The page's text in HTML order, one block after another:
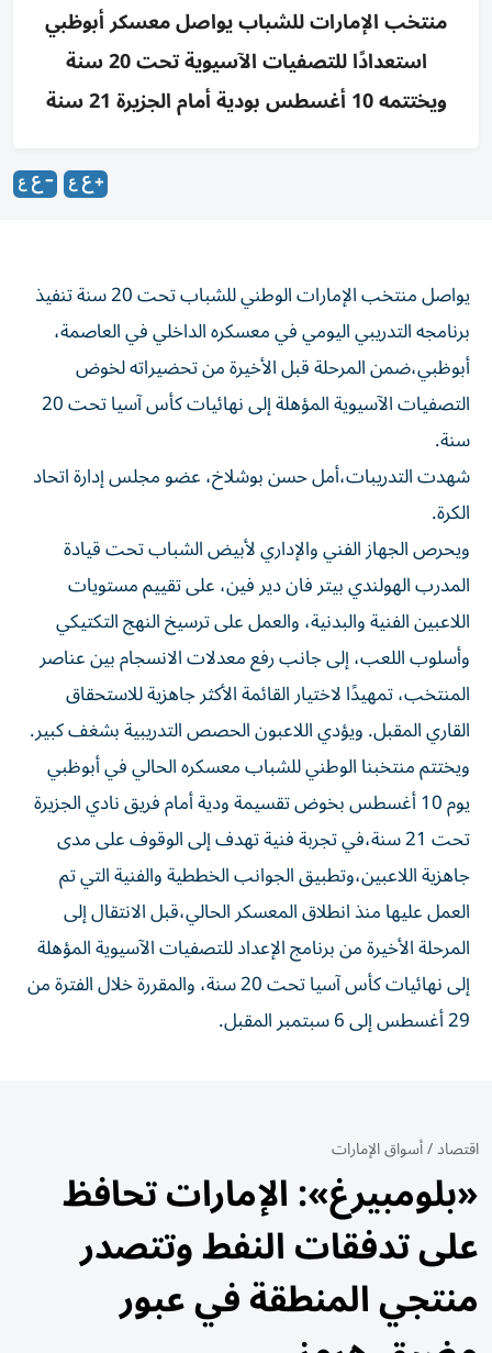
منتخب الإمارات للشباب يواصل معسكر أبوظبي
استعدادًا للتصفيات الآسيوية تحت 20 سنة
ويختتمه 10 أغسطس بودية أمام الجزيرة 21 سنة
يواصل منتخب الإمارات الوطني للشباب تحت 20 سنة تنفيذ
برنامجه التدريبي اليومي في معسكره الداخلي في العاصمة،
أبوظبي،ضمن المرحلة قبل الأخيرة من تحضيراته لخوض
التصفيات الآسيوية المؤهلة إلى نهائيات كأس آسيا تحت 20
سنة.
شهدت التدريبات،أمل حسن بوشلاخ، عضو مجلس إدارة اتحاد
الكرة.
ويحرص الجهاز الفني والإداري لأبيض الشباب تحت قيادة
المدرب الهولندي بيتر فان دير فين، على تقييم مستويات
اللاعبين الفنية والبدنية، والعمل على ترسيخ النهج التكتيكي
وأسلوب اللعب، إلى جانب رفع معدلات الانسجام بين عناصر
المنتخب، تمهيدًا لاختيار القائمة الأكثر جاهزية للاستحقاق
القاري المقبل. ويؤدي اللاعبون الحصص التدريبية بشغف كبير.
ويختتم منتخبنا الوطني للشباب معسكره الحالي في أبوظبي
يوم 10 أغسطس بخوض تقسيمة ودية أمام فريق نادي الجزيرة
تحت 21 سنة،في تجربة فنية تهدف إلى الوقوف على مدى
جاهزية اللاعبين،وتطبيق الجوانب الخططية والفنية التي تم
العمل عليها منذ انطلاق المعسكر الحالي،قبل الانتقال إلى
المرحلة الأخيرة من برنامج الإعداد للتصفيات الآسيوية المؤهلة
إلى نهائيات كأس آسيا تحت 20 سنة، والمقررة خلال الفترة من
29 أغسطس إلى 6 سبتمبر المقبل.
اقتصاد/أسواق الإمارات
«بلومبيرغ»: الإمارات تحافظ
على تدفقات النفط وتتصدر
منتجي المنطقة في عبور